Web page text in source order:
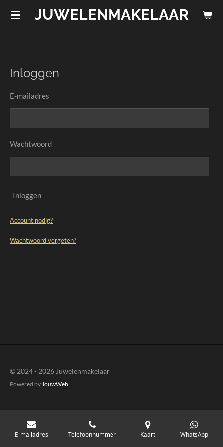
Ga
JUWELENMAKELAAR
Inloggen
E-mailadres
Wachtwoord
Inloggen
Account nodig?
Wachtwoord vergeten?
© 2024 - 2026 Juwelenmakelaar
Powered by JouwWeb
E-mailadres Telefoonnummer Kaart WhatsApp